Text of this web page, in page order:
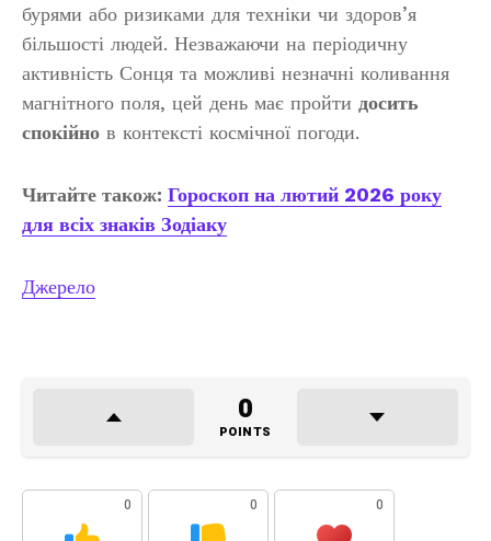
бурями або ризиками для техніки чи здоров’я
більшості людей. Незважаючи на періодичну
активність Сонця та можливі незначні коливання
магнітного поля, цей день має пройти досить
спокійно в контексті космічної погоди.
Читайте також: Гороскоп на лютий 2026 року
для всіх знаків Зодіаку
Джерело
0
POINTS
0 0 0